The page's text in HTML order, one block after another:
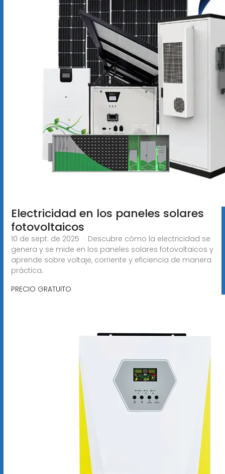
Electricidad en los paneles solares
fotovoltaicos
10 de sept. de 2025 · Descubre cómo la electricidad se
genera y se mide en los paneles solares fotovoltaicos y
aprende sobre voltaje, corriente y eficiencia de manera
práctica.
PRECIO GRATUITO